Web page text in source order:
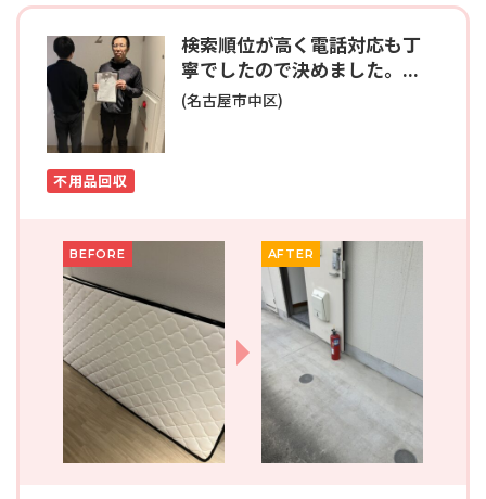
検索順位が高く電話対応も丁
寧でしたので決めました。...
(名古屋市中区)
不用品回収
BEFORE AFTER